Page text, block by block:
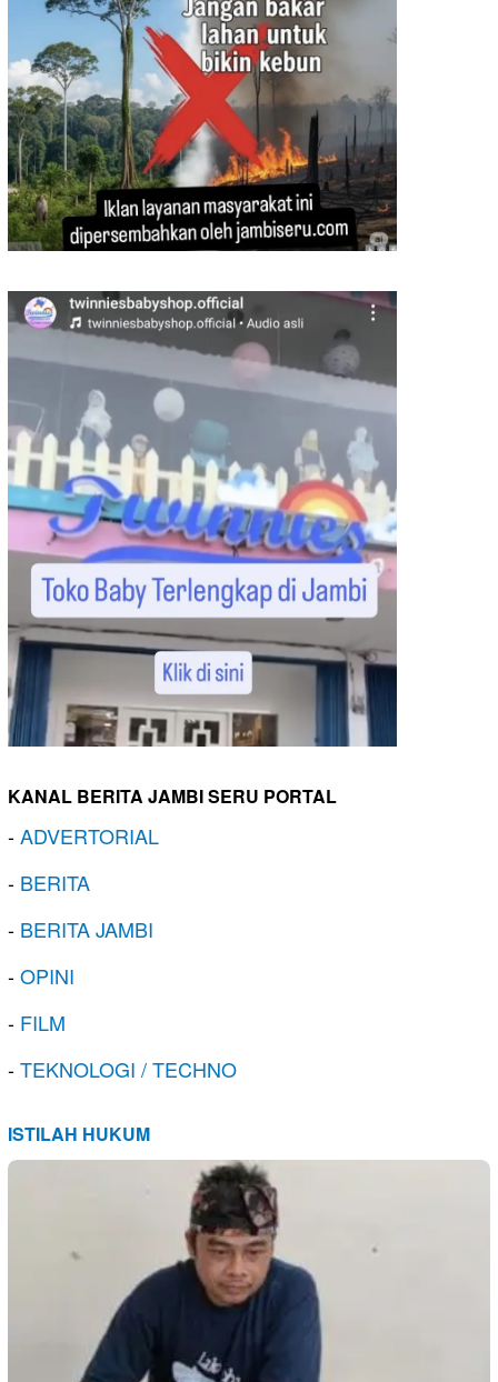
KANAL BERITA JAMBI SERU PORTAL
-ADVERTORIAL
- BERITA
- BERITA JAMBI
-OPINI
- FILM
-TEKNOLOGI / TECHNO
ISTILAH HUKUM